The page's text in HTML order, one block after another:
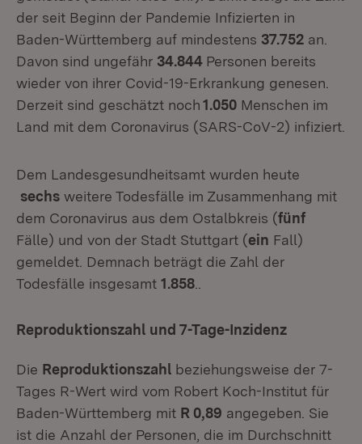
der seit Beginn der Pandemie Infizierten in
Baden-Württemberg auf mindestens 37.752 an.
Davon sind ungefähr 34.844 Personen bereits
wieder von ihrer Covid-19-Erkrankung genesen.
Derzeit sind geschätzt noch1.050 Menschen im
Land mit dem Coronavirus (SARS-CoV-2) infiziert.
Dem Landesgesundheitsamt wurden heute
sechs weitere Todesfälle im Zusammenhang mit
dem Coronavirus aus dem Ostalbkreis (fünf
Fälle) und von der Stadt Stuttgart (ein Fall)
gemeldet. Demnach beträgt die Zahl der
Todesfälle insgesamt 1.858
Reproduktionszahl und 7-Tage-Inzidenz
Die Reproduktionszahl beziehungsweise der 7-
Tages R-Wert wird vom Robert Koch-Institut für
Baden-Württemberg mit R 0,89 angegeben. Sie
ist die Anzahl der Personen, die im Durchschnitt